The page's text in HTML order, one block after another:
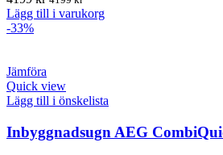
Lägg till i varukorg
-33%
Jämföra
Quick view
Lägg till i önskelista
Inbyggnadsugn AEG